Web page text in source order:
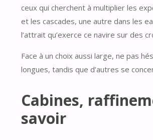
ceux qui cherchent à multiplier les
et les cascades, une autre dans les
l’attrait qu’exerce ce navire sur des
Face à un choix aussi large, ne pas
longues, tandis que d’autres se
Cabines,
savoir